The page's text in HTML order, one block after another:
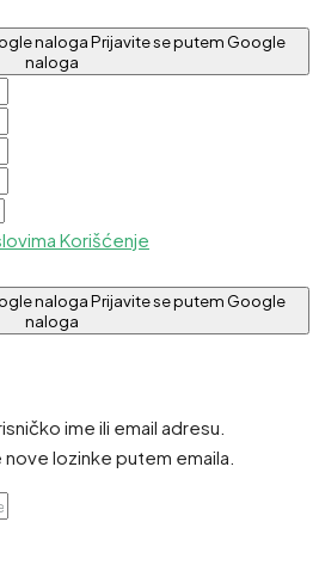
Prijavite se putem Google
naloga
Korišćenje
Prijavite se putem Google
naloga
ime ili email adresu.
lozinke putem emaila.